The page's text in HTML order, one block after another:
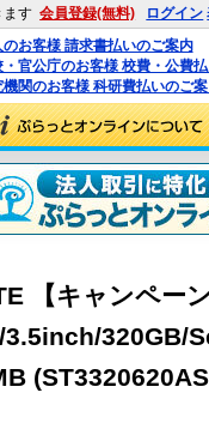
ます 会員登録(無料) ログイン
のお客様 請求書払いのご案内
・官公庁のお客様 校費・公費
機関のお客様 科研費払いのご
【キャンペー
3.5inch/320GB/